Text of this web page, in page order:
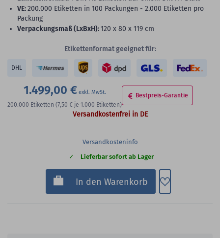
VE:200.000 Etiketten in 100 Packungen - 2.000 Etiketten pro
Packung
Verpackungsmaß (LxBxH):120 x 80 x 119 cm
Etikettenformat geeignet für:
DHL
1.499,00 €
200.000 Etiketten (7,50 € je 1.000 Etiketten)
Bestpreis-Garantie
Versandkostenfrei in DE
Versandkosteninfo
Lieferbar sofort ab Lager
In den Warenkorb Zum